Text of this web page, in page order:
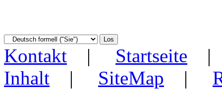
Kontakt | Startseite
Inhalt | SiteMap |